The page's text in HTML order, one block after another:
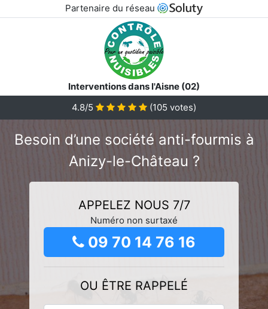
Partenaire du réseau
Interventions dans l'Aisne (02)
4.8/5
(105 votes)
Besoin d’une société anti-fourmis à
Anizy-le-Château ?
APPELEZ NOUS 7/7
Numéro non surtaxé
09 70 14 76 16
OU ÊTRE RAPPELÉ